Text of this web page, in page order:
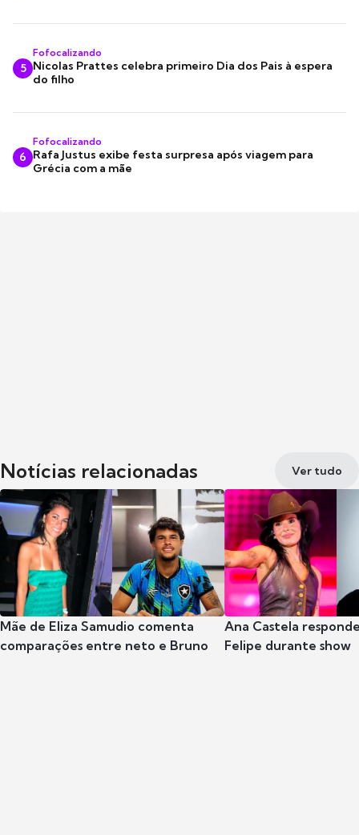
5
Fofocalizando
Nicolas Prattes celebra primeiro Dia dos Pais à espera
do filho
6
Fofocalizando
Rafa Justus exibe festa surpresa após viagem para
Grécia com a mãe
Notícias relacionadas Ver tudo
Mãe de Eliza Samudio comenta
comparações entre neto e Bruno
Ana Castela
Felipe durante show